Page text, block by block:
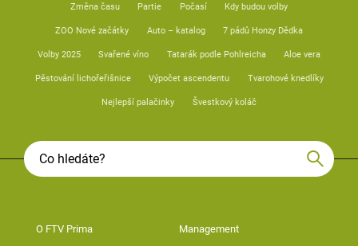
Změna času Partie Počasí Kdy budou volby
ZOO Nové začátky Auto – katalog 7 pádů Honzy Dědka
Volby 2025 Svařené víno Tatarák podle Pohlreicha Aloe vera
Pěstování lichořeřišnice Výpočet ascendentu Tvarohové knedlíky
Nejlepší palačinky Švestkový koláč
O FTV Prima Management